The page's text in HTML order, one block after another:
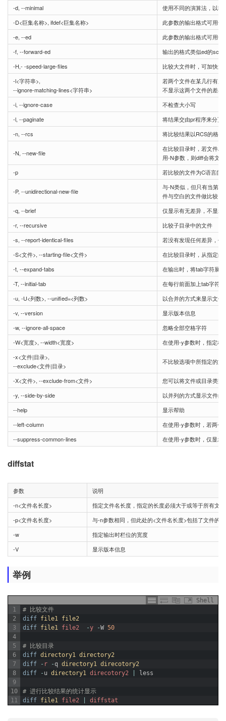
-d, --minimal
使用不同的演算法，以较
-D<巨集名称>, ifdef<巨集名称>
此参数的输出格式可用于
-e, --ed
此参数的输出格式可用于
-f, --forward-ed
输出的格式类似ed的
-H,- -speed-large-files
比较大文件时，可加快速
-l<字符串>,
--ignore-matching-lines<字符串>
若两个文件在某几行有
不显示这两个文件的差异
-i, --ignore-case
不检查大小写
-l, --paginate
将结果交由pr程序来分页
-n, --rcs
将比较结果以RCS的格式
-N, --new-file
在比较目录时，若文件A
用-N参数，则diff会将文
-p
若比较的文件为C语言的
-P, --unidirectional-new-file
与-N类似，但只有当第
件与空白的文件做比较
-q, --brief
仅显示有无差异，不显示
-r, --recursive
比较子目录中的文件
-s, --report-identical-files
若没有发现任何差异，仍
-S<文件>, --starting-file<文件>
在比较目录时，从指定的
-t, --expand-tabs
在输出时，将tab字符展开
-T, --initial-tab
在每行前面加上tab字符
-u, -U<列数>, --unified=<列数>
以合并的方式来显示文件
-v, --version
显示版本信息
-w, --ignore-all-space
忽略全部空格字符
-W<宽度>, --width<宽度>
在使用-y参数时，指定栏
-x<文件|目录>,
--exclude<文件|目录>
不比较选项中所指定的文
-X<文件>, --exclude-from<文件>
您可以将文件或目录类型
-y, --side-by-side
以并列的方式显示文件的
--help
显示帮助
--left-column
在使用-y参数时，若两个
--suppress-common-lines
在使用-y参数时，仅显示
diffstat
参数
说明
-n<文件名长度>
指定文件名长度，指定的长度必须大于或等于所有文
-p<文件名长度>
与-n参数相同，但此处的<文件名长度>包括了文件的
-w
指定输出时栏位的宽度
-V
显示版本信息
举例
Shell
1
2
3
4
5
6
7
8
9
10
11
# 比较文件
diff file1 file2
diff file1 file2 -y -W 50
# 比较目录
diff directory1 directory2
diff
- r -q directory1 direcotory2
diff
-u directory1 direcotory2 less
# 进行比较结果的统计显示
diff file1 file2 diffstat